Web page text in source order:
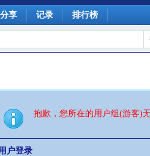
分享 记录 排行榜
抱歉，您所在的用户组(游客)
户登录